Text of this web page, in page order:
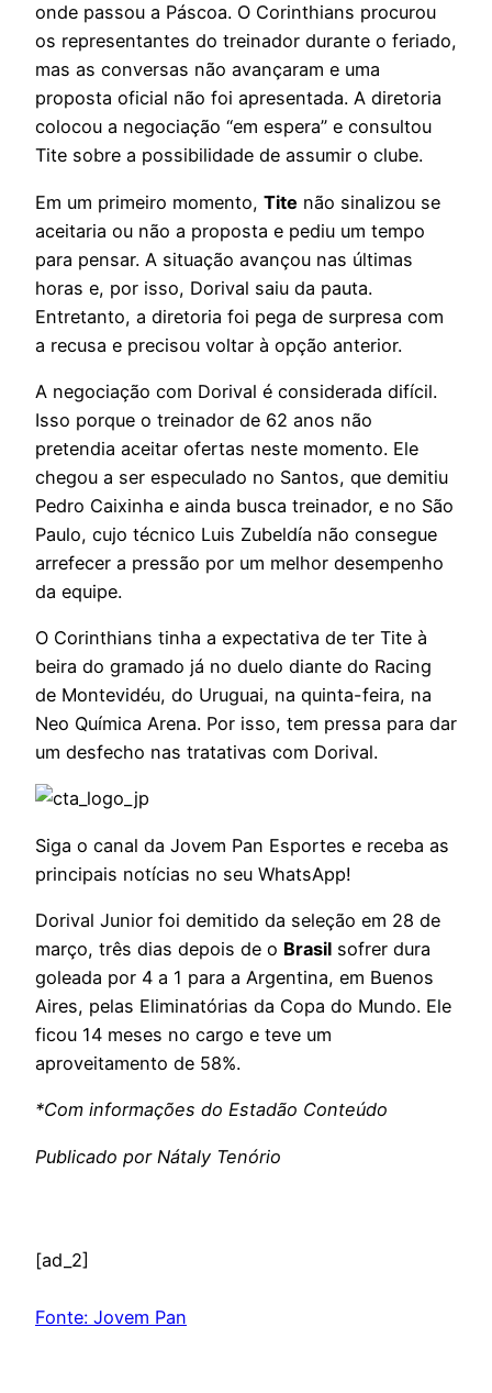
onde passou a Páscoa. O Corinthians procurou
os representantes do treinador durante o feriado,
mas as conversas não avançaram e uma
proposta oficial não foi apresentada. A diretoria
colocou a negociação “em espera” e consultou
Tite sobre a possibilidade de assumir o clube.
Em um primeiro momento, Tite não sinalizou se
aceitaria ou não a proposta e pediu um tempo
para pensar. A situação avançou nas últimas
horas e, por isso, Dorival saiu da pauta.
Entretanto, a diretoria foi pega de surpresa com
a recusa e precisou voltar à opção anterior.
A negociação com Dorival é considerada difícil.
Isso porque o treinador de 62 anos não
pretendia aceitar ofertas neste momento. Ele
chegou a ser especulado no Santos, que demitiu
Pedro Caixinha e ainda busca treinador, e no São
Paulo, cujo técnico Luis Zubeldía não consegue
arrefecer a pressão por um melhor desempenho
da equipe.
O Corinthians tinha a expectativa de ter Tite à
beira do gramado já no duelo diante do Racing
de Montevidéu, do Uruguai, na quinta-feira, na
Neo Química Arena. Por isso, tem pressa para dar
um desfecho nas tratativas com Dorival.
Siga o canal da Jovem Pan Esportes e receba as
principais notícias no seu WhatsApp!
Dorival Junior foi demitido da seleção em 28 de
março, três dias depois de o Brasil sofrer dura
goleada por 4 a 1 para a Argentina, em Buenos
Aires, pelas Eliminatórias da Copa do Mundo. Ele
ficou 14 meses no cargo e teve um
aproveitamento de 58%.
*Com informações do Estadão Conteúdo
Publicado por Nátaly Tenório
[ad_2]
Fonte: Jovem Pan